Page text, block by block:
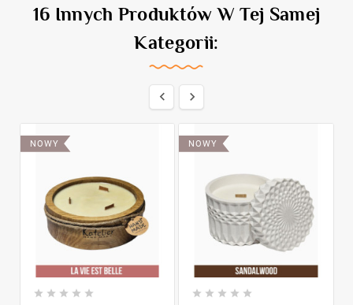
16 Innych Produktów W Tej Samej
Kategorii:
 
NOWY
    
NOWY
    